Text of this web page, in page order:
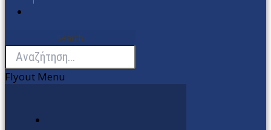
Search
Flyout Menu